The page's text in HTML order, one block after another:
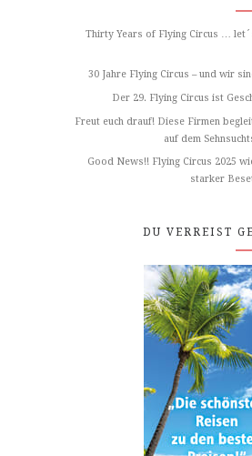
Thirty Years of Flying Circus …
30 Jahre Flying Circus – und wir
Der 29. Flying Circus ist
Freut euch drauf! Diese Firmen
auf dem
Good News!! Flying Circus 2025
starker
DU VERREIST